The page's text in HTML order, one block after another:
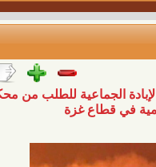
للطلب من محكمة العدل
غزة